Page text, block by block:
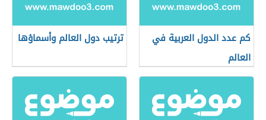
كم عدد الدول العربية في
العالم
ترتيب دول العالم وأسماؤها